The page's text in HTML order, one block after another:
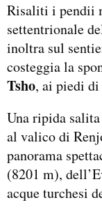
Risaliti i pendii
settentrionale
inoltra sul
costeggia la
Tsho, ai piedi
Una ripida
al valico di
panorama
(8201 m),
acque turchesi